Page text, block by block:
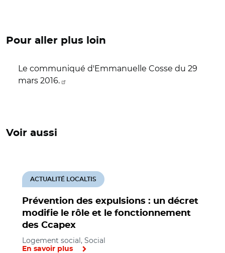
Pour aller plus loin
Le communiqué d'Emmanuelle Cosse du 29
mars 2016.
Voir aussi
Prévention des expulsions : un décret
modifie le rôle et le fonctionnement
des Ccapex
ACTUALITÉ LOCALTIS
Logement social, Social
En savoir plus